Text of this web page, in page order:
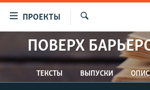
упрощенного
доступа
Вернуться
к
ПРОЕКТЫ
ПРОГРАММЫ
ПОДКАСТЫ
АВТОРСКИЕ ПРОЕКТЫ
ПОВЕРХ
ТЕКСТЫ ВЫПУСКИ